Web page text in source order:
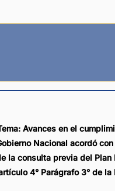
Avances en el
Nacional acordó
la consulta previa del Plan
4° Parágrafo 3° de